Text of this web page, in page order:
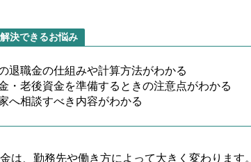
決できるお悩み
退職金の仕組みや計算方法がわかる
・老後資金を準備するときの注意点がわかる
へ相談すべき内容がわかる
は、勤務先や働き方によって大きく変わります。